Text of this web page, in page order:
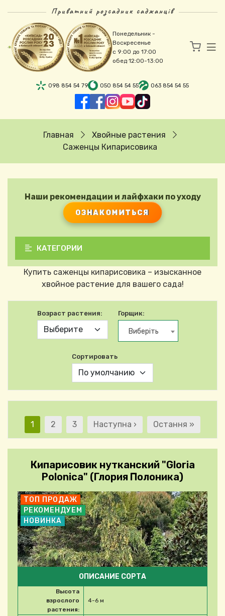
Приватний розсадник саджанців
Понедельник -
Воскресенье
с 9:00 до 17:00
обед 12:00-13:00
098 854 54 79 050 854 54 55 063 854 54 55
Строка навигации
Главная
Хвойные растения
Саженцы Кипарисовика
Наши рекомендации и лайфхаки по уходу
ОЗНАКОМИТЬСЯ
КАТЕГОРИИ
Купить саженцы кипарисовика – изысканное
хвойное растение для вашего сада!
Возраст растения: Горщик:
Виберіть
Сортировать
Нумерация страниц
Текущая страница
1 Страница
2 Страница
3 Следующая страница
Наступна › Последняя
Остання »
Кипарисовик нутканский "Gloria
Polonica" (Глория Полоника)
ТОП ПРОДАЖ
РЕКОМЕНДУЕМ
НОВИНКА
ОПИСАНИЕ СОРТА
Высота
взрослого
растения:
4-6 м